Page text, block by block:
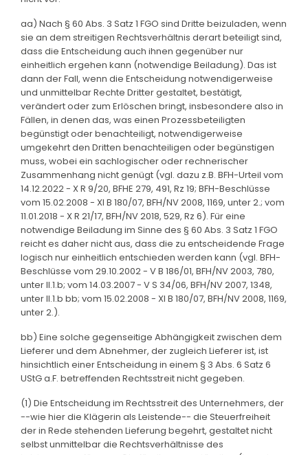
aa) Nach § 60 Abs. 3 Satz 1 FGO sind Dritte beizuladen, wenn
sie an dem streitigen Rechtsverhältnis derart beteiligt sind,
dass die Entscheidung auch ihnen gegenüber nur
einheitlich ergehen kann (notwendige Beiladung). Das ist
dann der Fall, wenn die Entscheidung notwendigerweise
und unmittelbar Rechte Dritter gestaltet, bestätigt,
verändert oder zum Erlöschen bringt, insbesondere also in
Fällen, in denen das, was einen Prozessbeteiligten
begünstigt oder benachteiligt, notwendigerweise
umgekehrt den Dritten benachteiligen oder begünstigen
muss, wobei ein sachlogischer oder rechnerischer
Zusammenhang nicht genügt (vgl. dazu z.B. BFH-Urteil vom
14.12.2022 - X R 9/20, BFHE 279, 491, Rz 19; BFH-Beschlüsse
vom 15.02.2008 - XI B 180/07, BFH/NV 2008, 1169, unter 2.; vom
11.01.2018 - X R 21/17, BFH/NV 2018, 529, Rz 6). Für eine
notwendige Beiladung im Sinne des § 60 Abs. 3 Satz 1 FGO
reicht es daher nicht aus, dass die zu entscheidende Frage
logisch nur einheitlich entschieden werden kann (vgl. BFH-
Beschlüsse vom 29.10.2002 - V B 186/01, BFH/NV 2003, 780,
unter II.1.b; vom 14.03.2007 - V S 34/06, BFH/NV 2007, 1348,
unter II.1.b bb; vom 15.02.2008 - XI B 180/07, BFH/NV 2008, 1169,
unter 2.).
bb) Eine solche gegenseitige Abhängigkeit zwischen dem
Lieferer und dem Abnehmer, der zugleich Lieferer ist, ist
hinsichtlich einer Entscheidung in einem § 3 Abs. 6 Satz 6
UStG a.F. betreffenden Rechtsstreit nicht gegeben.
(1) Die Entscheidung im Rechtsstreit des Unternehmers, der
--wie hier die Klägerin als Leistende-- die Steuerfreiheit
der in Rede stehenden Lieferung begehrt, gestaltet nicht
selbst unmittelbar die Rechtsverhältnisse des